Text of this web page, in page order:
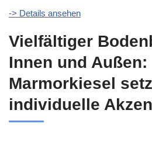
-> Details ansehen
Vielfältiger
Innen und Außen:
Marmorkiesel
individuelle